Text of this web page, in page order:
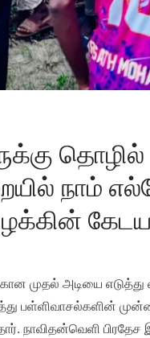
தொழில்
நாம்
முதல் அடியை
பள்ளிவாசல்களின்
நாவிதன்வெளி பிரதேச